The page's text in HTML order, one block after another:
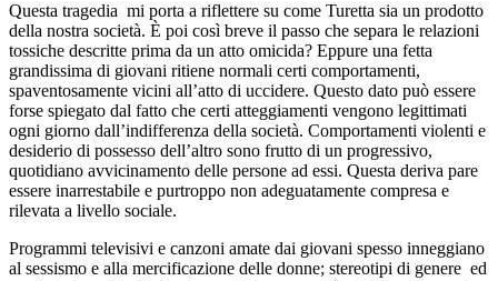
Questa tragedia mi porta a riflettere su come Turetta sia un prodotto
della nostra società. È poi così breve il passo che separa le relazioni
tossiche descritte prima da un atto omicida? Eppure una fetta
grandissima di giovani ritiene normali certi comportamenti,
spaventosamente vicini all’atto di uccidere. Questo dato può essere
forse spiegato dal fatto che certi atteggiamenti vengono legittimati
ogni giorno dall’indifferenza della società. Comportamenti violenti e
desiderio di possesso dell’altro sono frutto di un progressivo,
quotidiano avvicinamento delle persone ad essi. Questa deriva pare
essere inarrestabile e purtroppo non adeguatamente compresa e
rilevata a livello sociale.
Programmi televisivi e canzoni amate dai giovani spesso inneggiano
al sessismo e alla mercificazione delle donne; stereotipi di genere ed